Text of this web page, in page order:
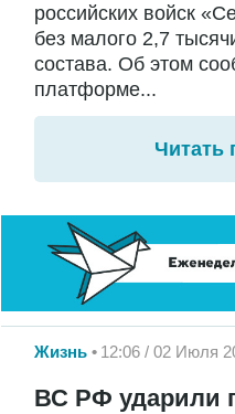
российских войск
без малого 2,7
состава. Об этом
платформе...
Читать
Жизнь 12:06 / 02 Июля
ВС РФ ударили